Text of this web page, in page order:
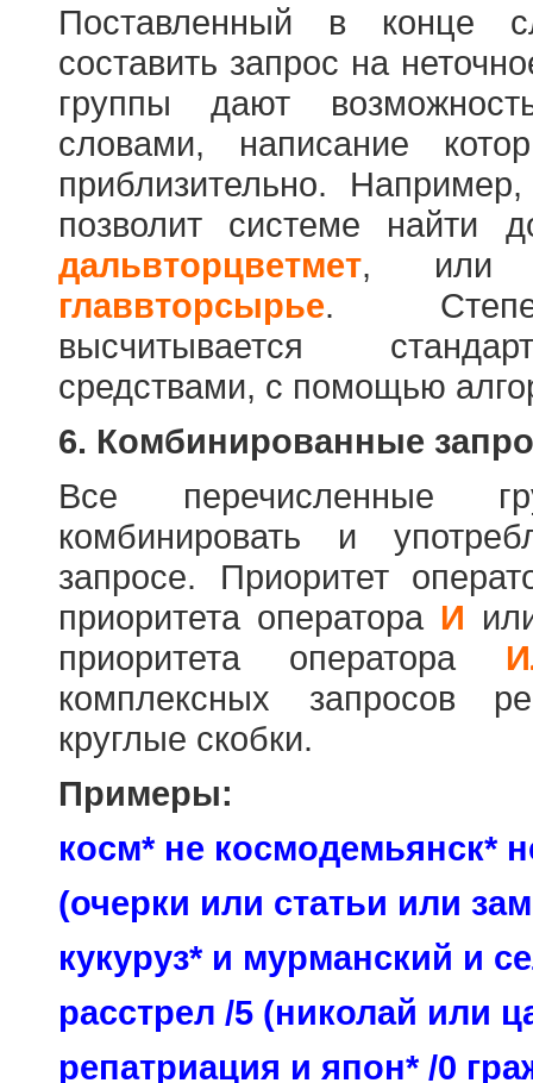
Поставленный в конце
составить запрос на
группы дают
словами, написание
приблизительно.
позволит системе найти
дальвторцветмет,
главвторсырье.
высчитывается
средствами, с помощью
6. Комбинированные
Все перечисленные
комбинировать и
запросе. Приоритет
приоритета оператора И
приоритета оператора
комплексных запросов
круглые скобки.
Примеры:
косм* не космодемьянск*
(очерки или статьи или
кукуруз* и мурманский и
расстрел /5 (николай или
репатриация и япон* /0